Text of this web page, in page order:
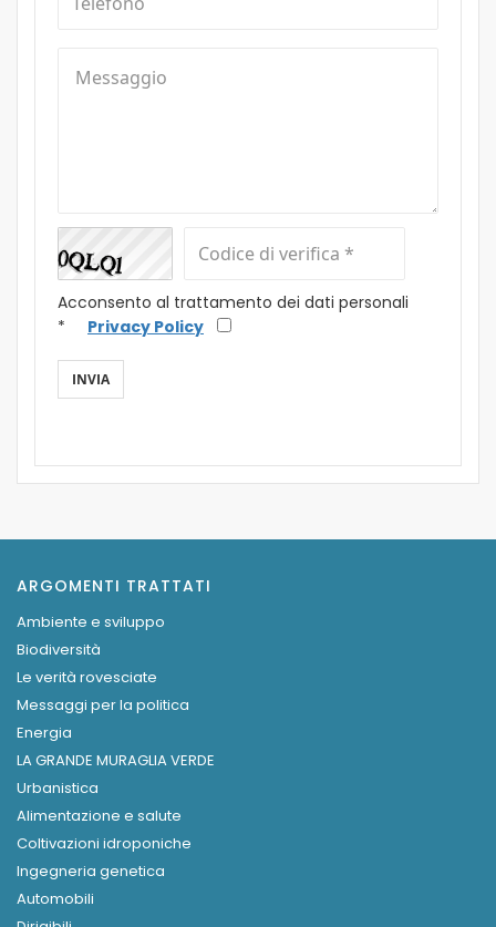
Acconsento al trattamento dei dati personali
* Privacy Policy
ARGOMENTI TRATTATI
Ambiente e sviluppo
Biodiversità
Le verità rovesciate
Messaggi per la politica
Energia
LA GRANDE MURAGLIA VERDE
Urbanistica
Alimentazione e salute
Coltivazioni idroponiche
Ingegneria genetica
Automobili